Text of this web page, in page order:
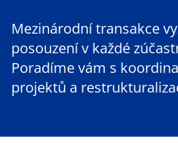
Mezinárodní transakce
posouzení v každé
Poradíme vám s
projektů a